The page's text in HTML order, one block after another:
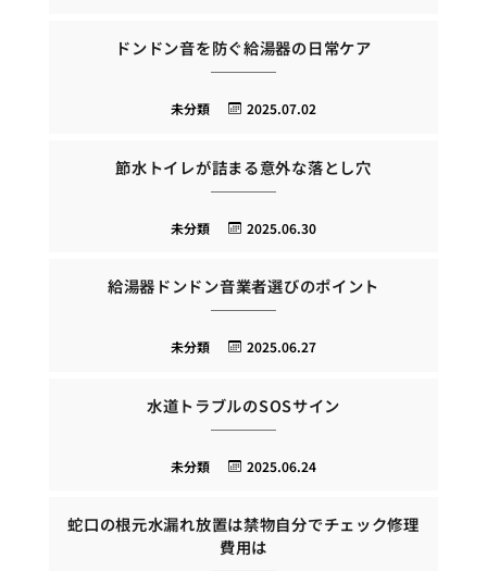
ドンドン音を防ぐ給湯器の日常ケア
2025.07.02
未分類
節水トイレが詰まる意外な落とし穴
2025.06.30
未分類
給湯器ドンドン音業者選びのポイント
2025.06.27
未分類
水道トラブルのSOSサイン
2025.06.24
未分類
蛇口の根元水漏れ放置は禁物自分でチェック修理
費用は